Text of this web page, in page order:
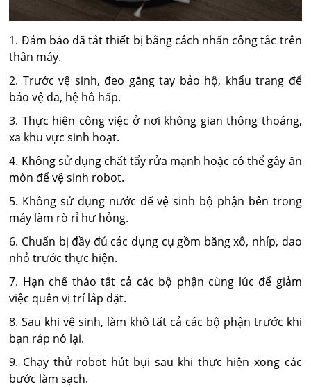
1. Đảm bảo đã tắt thiết bị bằng cách nhấn công tắc trên
thân máy.
2. Trước vệ sinh, đeo găng tay bảo hộ, khẩu trang để
bảo vệ da, hệ hô hấp.
3. Thực hiện công việc ở nơi không gian thông thoáng,
xa khu vực sinh hoạt.
4. Không sử dụng chất tẩy rửa mạnh hoặc có thể gây ăn
mòn để vệ sinh robot.
5. Không sử dụng nước để vệ sinh bộ phận bên trong
máy làm rò rỉ hư hỏng.
6. Chuẩn bị đầy đủ các dụng cụ gồm băng xô, nhíp, dao
nhỏ trước thực hiện.
7. Hạn chế tháo tất cả các bộ phận cùng lúc để giảm
việc quên vị trí lắp đặt.
8. Sau khi vệ sinh, làm khô tất cả các bộ phận trước khi
bạn ráp nó lại.
9. Chạy thử robot hút bụi sau khi thực hiện xong các
bước làm sạch.